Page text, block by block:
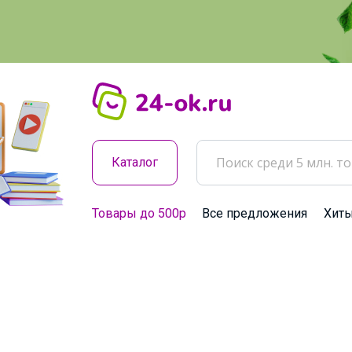
Каталог
Товары до 500р Все предложения